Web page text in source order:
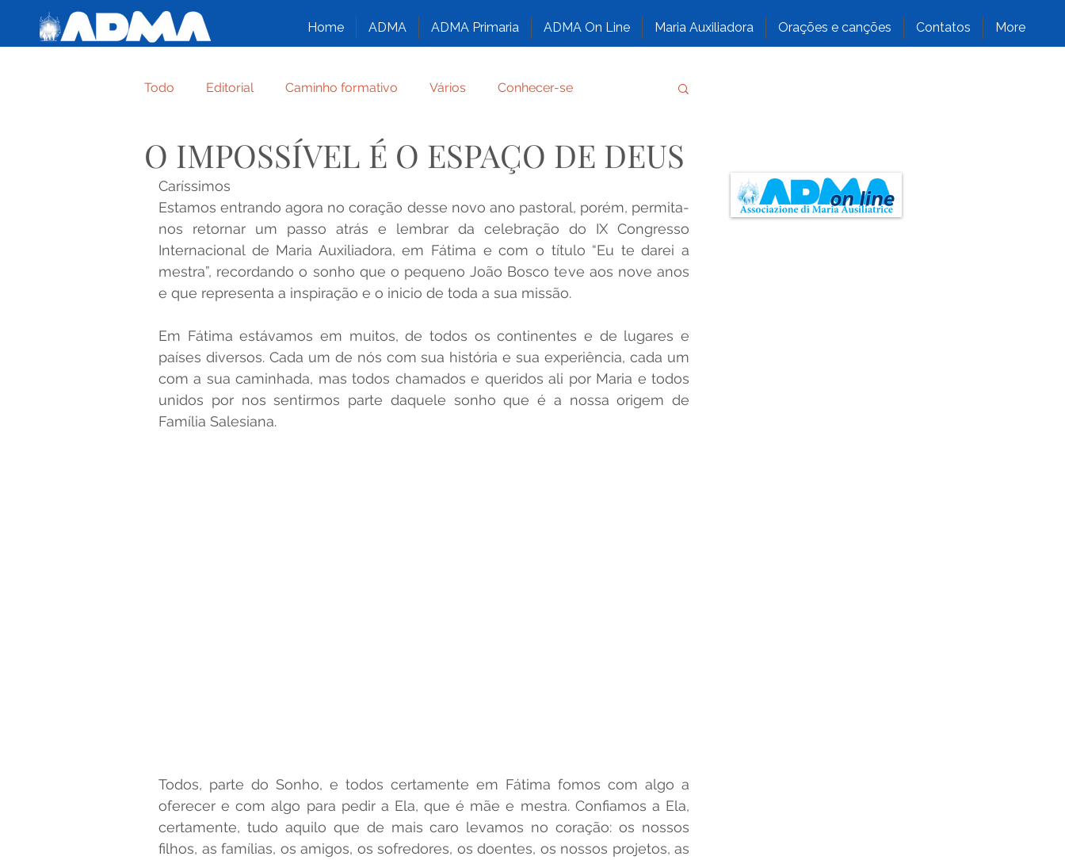
Home ADMA ADMA Primaria ADMA On Line Maria Auxiliadora Orações e canções Contatos More
Todo Editorial Caminho formativo Vários Conhecer-se
Crônica de Família Regulamento Por graça recebida
ENTREGA-TE, CONFIA, SORRI FORMAÇÃO DOS ASPIRANTES DA ADMA
NAZARÉ UMA FAMÍLIA TODA DE DEUS HUMILDE E A MAIS ALTA CRIATURA
Congresso ALFABETO FAMILIAR BEATOS E SANTOS SALESIANOS
ORIENTAÇÕES ADMA
O IMPOSSÍVEL É O ESPAÇO DE DEUS
Caríssimos
Estamos entrando agora no coração desse novo ano pastoral, porém, permita-
nos retornar um passo atrás e lembrar da celebração do IX Congresso
Internacional de Maria Auxiliadora, em Fátima e com o título “Eu te darei a
mestra”, recordando o sonho que o pequeno João Bosco teve aos nove anos
e que representa a inspiração e o inicio de toda a sua missão.
Em Fátima estávamos em muitos, de todos os continentes e de lugares e
países diversos. Cada um de nós com sua história e sua experiência, cada um
com a sua caminhada, mas todos chamados e queridos ali por Maria e todos
unidos por nos sentirmos parte daquele sonho que é a nossa origem de
Família Salesiana.
Todos, parte do Sonho, e todos certamente em Fátima fomos com algo a
oferecer e com algo para pedir a Ela, que é mãe e mestra. Confiamos a Ela,
certamente, tudo aquilo que de mais caro levamos no coração: os nossos
filhos, as famílias, os amigos, os sofredores, os doentes, os nossos projetos, as